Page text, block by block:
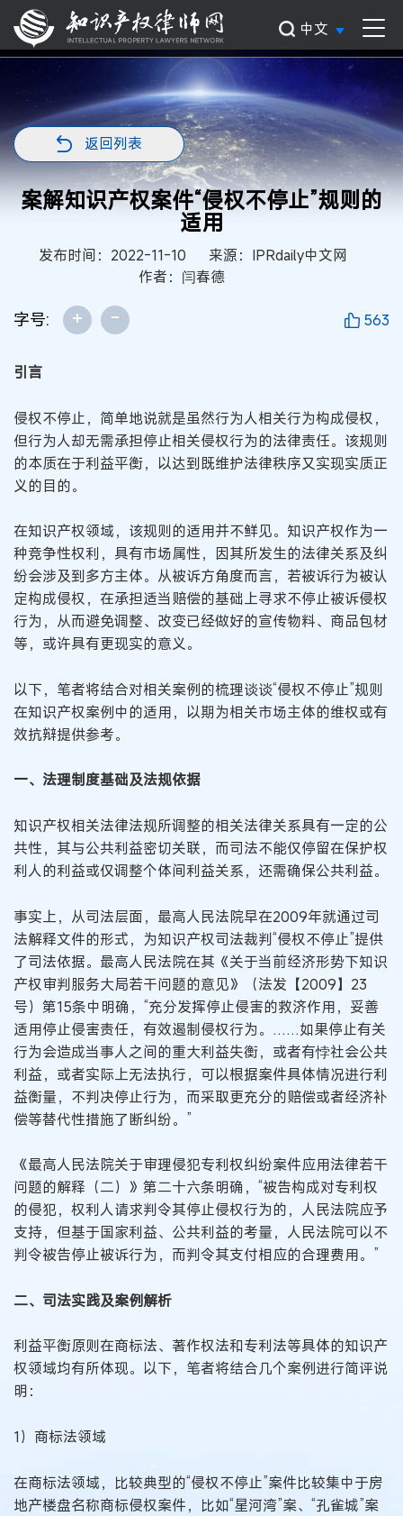
中文
返回列表
案解知识产权案件“侵权不停止”规则的
适用
发布时间：2022-11-10
来源：IPRdaily中文网
作者：闫春德
字号: + - 563
引言
侵权不停止，简单地说就是虽然行为人相关行为构成侵权，
但行为人却无需承担停止相关侵权行为的法律责任。该规则
的本质在于利益平衡，以达到既维护法律秩序又实现实质正
义的目的。
在知识产权领域，该规则的适用并不鲜见。知识产权作为一
种竞争性权利，具有市场属性，因其所发生的法律关系及纠
纷会涉及到多方主体。从被诉方角度而言，若被诉行为被认
定构成侵权，在承担适当赔偿的基础上寻求不停止被诉侵权
行为，从而避免调整、改变已经做好的宣传物料、商品包材
等，或许具有更现实的意义。
以下，笔者将结合对相关案例的梳理谈谈“侵权不停止”规则
在知识产权案例中的适用，以期为相关市场主体的维权或有
效抗辩提供参考。
一、法理制度基础及法规依据
知识产权相关法律法规所调整的相关法律关系具有一定的公
共性，其与公共利益密切关联，而司法不能仅停留在保护权
利人的利益或仅调整个体间利益关系，还需确保公共利益。
事实上，从司法层面，最高人民法院早在2009年就通过司
法解释文件的形式，为知识产权司法裁判“侵权不停止”提供
了司法依据。最高人民法院在其《关于当前经济形势下知识
产权审判服务大局若干问题的意见》（法发【2009】23
号）第15条中明确，“充分发挥停止侵害的救济作用，妥善
适用停止侵害责任，有效遏制侵权行为。……如果停止有关
行为会造成当事人之间的重大利益失衡，或者有悖社会公共
利益，或者实际上无法执行，可以根据案件具体情况进行利
益衡量，不判决停止行为，而采取更充分的赔偿或者经济补
偿等替代性措施了断纠纷。”
《最高人民法院关于审理侵犯专利权纠纷案件应用法律若干
问题的解释（二）》第二十六条明确，“被告构成对专利权
的侵犯，权利人请求判令其停止侵权行为的，人民法院应予
支持，但基于国家利益、公共利益的考量，人民法院可以不
判令被告停止被诉行为，而判令其支付相应的合理费用。”
二、司法实践及案例解析
利益平衡原则在商标法、著作权法和专利法等具体的知识产
权领域均有所体现。以下，笔者将结合几个案例进行简评说
明：
1）商标法领域
在商标法领域，比较典型的“侵权不停止”案件比较集中于房
地产楼盘名称商标侵权案件，比如“星河湾”案、“孔雀城”案